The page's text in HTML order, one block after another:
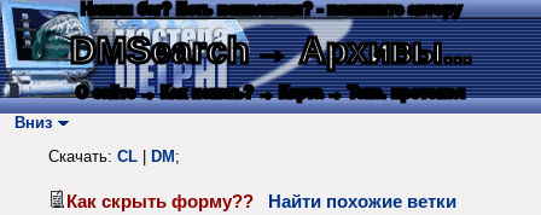
Нашли баг? Есть пожелания? - напишите автору
DMSearch→ Архивы...
О сайте → Как искать? → Карта → Текс. протокол
Вниз
Скачать: CL DM ;
Как скрыть форму?? Найти похожие ветки